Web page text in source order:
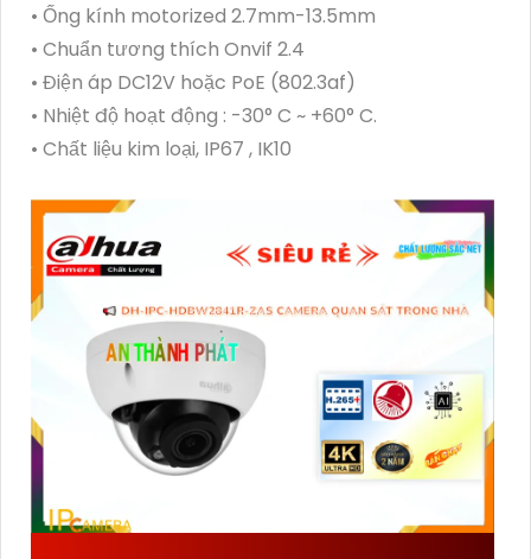
• Ống kính motorized 2.7mm-13.5mm
• Chuẩn tương thích Onvif 2.4
• Điện áp DC12V hoặc PoE (802.3af)
• Nhiệt độ hoạt động : -30° C ~ +60° C.
• Chất liệu kim loại, IP67 , IK10